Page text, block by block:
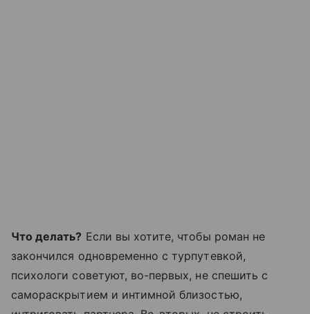
Что делать? Если вы хотите, чтобы роман не
закончился одновременно с турпутевкой,
психологи советуют, во-первых, не спешить с
самораскрытием и интимной близостью,